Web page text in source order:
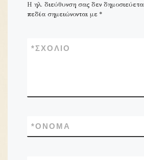
Η ηλ. διεύθυνση σας δεν
πεδία σημειώνονται με *
ΣΧΌΛΙΟ
*
ΌΝΟΜΑ
*